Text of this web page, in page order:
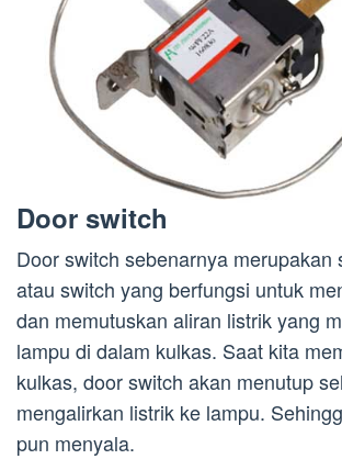
Door switch
Door switch sebenarnya merupakan
atau switch yang berfungsi untuk
dan memutuskan aliran listrik yang
lampu di dalam kulkas. Saat kita
kulkas, door switch akan menutup
mengalirkan listrik ke lampu.
pun menyala.